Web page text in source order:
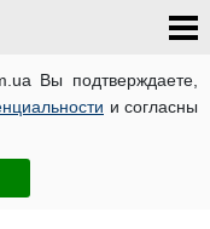
Вы подтверждаете,
и согласны
Полякову с